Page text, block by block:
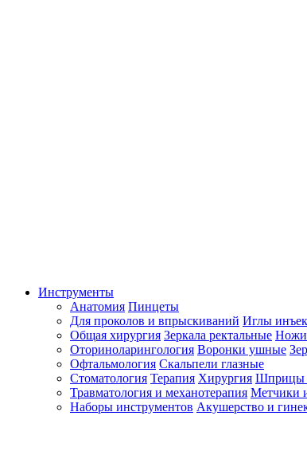
Инструменты
Анатомия Пинцеты
Для проколов и впрыскиваний Иглы
Общая хирургия Зеркала ректальные Ножи
Оториноларингология Воронки ушные
Офтальмология Скальпели глазные
Стоматология Терапия Хирургия Шприцы
Травматология и механотерапия Метчики
Наборы инструментов Акушерство и